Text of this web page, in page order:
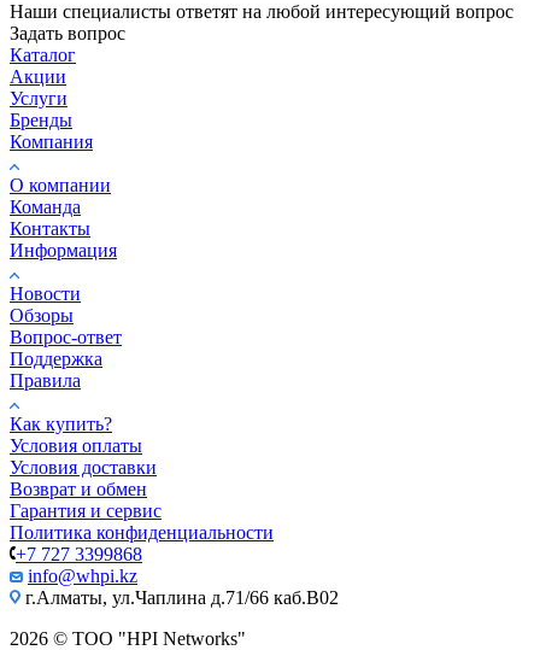
Наши специалисты ответят на любой интересующий вопрос
Задать вопрос
Каталог
Акции
Услуги
Бренды
Компания
О компании
Команда
Контакты
Информация
Новости
Обзоры
Вопрос-ответ
Поддержка
Правила
Как купить?
Условия оплаты
Условия доставки
Возврат и обмен
Гарантия и сервис
Политика конфиденциальности
+7 727 3399868
info@whpi.kz
г.Алматы, ул.Чаплина д.71/66 каб.B02
2026 © ТОО "HPI Networks"